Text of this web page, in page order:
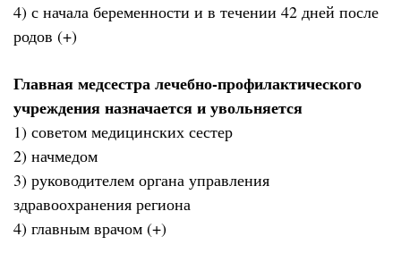
4) с начала беременности и в течении 42 дней после
родов (+)
Главная медсестра лечебно-профилактического
учреждения назначается и увольняется
1) советом медицинских сестер
2) начмедом
3) руководителем органа управления
здравоохранения региона
4) главным врачом (+)